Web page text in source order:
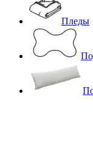
Пледы